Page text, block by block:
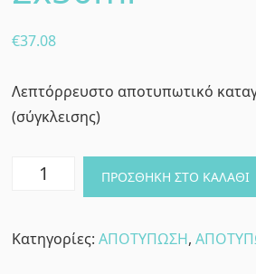
€37.08
Λεπτόρρευστο αποτυπωτικό
(σύγκλεισης)
ΑΠΟΤΥΠΩΤΙΚΟ
ΚΑΤΑΓΡΑΦΗΣ
-
ΠΡΟΣΘΉΚΗ ΣΤΟ ΚΑΛΆΘΙ
Κατηγορίες:ΑΠΟΤΥΠΩΣΗ,